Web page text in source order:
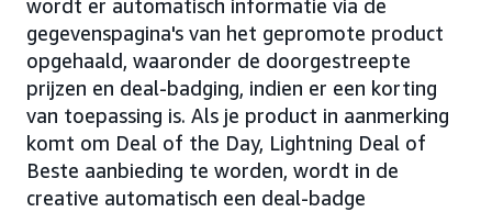
wordt er automatisch informatie via de
gegevenspagina's van het gepromote product
opgehaald, waaronder de doorgestreepte
prijzen en deal-badging, indien er een korting
van toepassing is. Als je product in aanmerking
komt om Deal of the Day, Lightning Deal of
Beste aanbieding te worden, wordt in de
creative automatisch een deal-badge